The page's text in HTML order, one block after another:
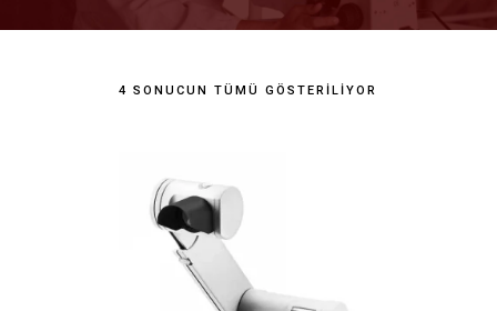
TEKNİK SERVİS
4 SONUCUN TÜMÜ GÖSTERILIYOR